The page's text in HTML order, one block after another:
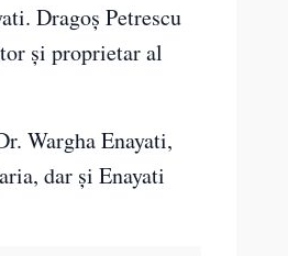
Dragoș Petrescu
și proprietar al
Wargha Enayati,
dar și Enayati